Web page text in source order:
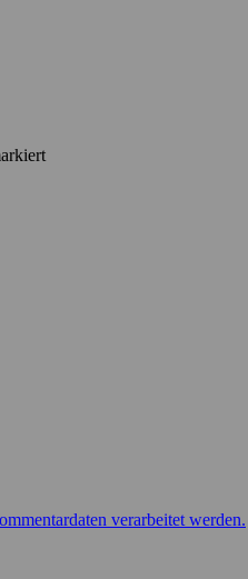
verarbeitet werden.